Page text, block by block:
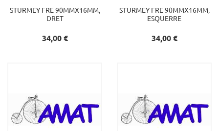
STURMEY FRE 90MMX16MM,
DRET
Preu
34,00 €
STURMEY FRE 90MMX16MM,
ESQUERRE
Preu
34,00 €